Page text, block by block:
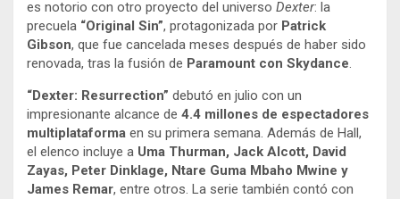
es notorio con otro proyecto del universo Dexter: la
precuela “Original Sin”, protagonizada por Patrick
Gibson, que fue cancelada meses después de haber sido
renovada, tras la fusión de Paramount con Skydance.
“Dexter: Resurrection” debutó en julio con un
impresionante alcance de 4.4 millones de espectadores
multiplataforma en su primera semana. Además de Hall,
el elenco incluye a Uma Thurman, Jack Alcott, David
Zayas, Peter Dinklage, Ntare Guma Mbaho Mwine y
James Remar, entre otros. La serie también contó con